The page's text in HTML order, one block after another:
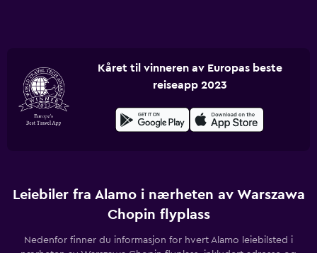
Kåret til vinneren av Europas beste
reiseapp 2023
Leiebiler fra Alamo i nærheten av Warszawa
Chopin flyplass
Nedenfor finner du informasjon for hvert Alamo leiebilsted i